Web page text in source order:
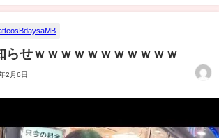
らせｗｗｗｗｗｗｗｗｗｗｗ
2月6日